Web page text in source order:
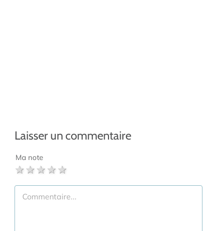
Laisser un commentaire
Ma note
4 stars
3 stars
2 stars
1 star